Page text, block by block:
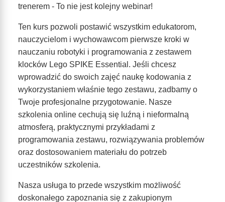
trenerem - To nie jest kolejny webinar!
Ten kurs pozwoli postawić wszystkim edukatorom,
nauczycielom i wychowawcom pierwsze kroki w
nauczaniu robotyki i programowania z zestawem
klocków Lego SPIKE Essential. Jeśli chcesz
wprowadzić do swoich zajęć naukę kodowania z
wykorzystaniem właśnie tego zestawu, zadbamy o
Twoje profesjonalne przygotowanie. Nasze
szkolenia online cechują się luźną i nieformalną
atmosferą, praktycznymi przykładami z
programowania zestawu, rozwiązywania problemów
oraz dostosowaniem materiału do potrzeb
uczestników szkolenia.
Nasza usługa to przede wszystkim możliwość
doskonałego zapoznania się z zakupionym